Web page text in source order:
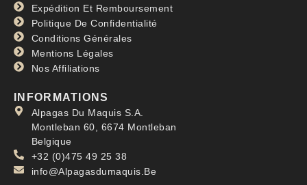
Expédition Et Remboursement
Politique De Confidentialité
Conditions Générales
Mentions Légales
Nos Affiliations
INFORMATIONS
Alpagas Du Maquis S.A.
Montleban 60, 6674 Montleban
Belgique
+32 (0)475 49 25 38
info@Alpagasdumaquis.Be